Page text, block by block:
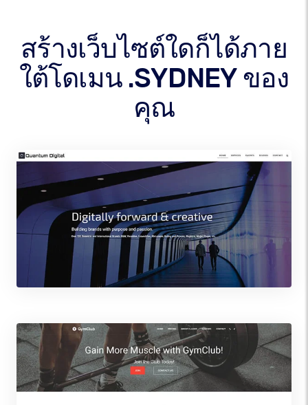
สร้างเว็บไซต์ใดก็ได้ภาย
ใต้โดเมน .SYDNEY ของ
คุณ